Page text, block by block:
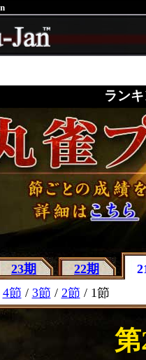
ラン
23期 22期
4節 / 3節 / 2節 / 1節
第